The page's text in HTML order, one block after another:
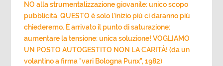
NO alla strumentalizzazione giovanile: unico scopo
pubblicità. QUESTO è solo l’inizio più ci daranno più
chiederemo. È arrivato il punto di saturazione:
aumentare la tensione: unica soluzione! VOGLIAMO
UN POSTO AUTOGESTITO NON LA CARITÀ! (da un
volantino a firma "vari Bologna Punx", 1982)